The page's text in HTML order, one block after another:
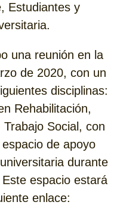
Estudiantes y
una reunión en la
de 2020, con un
disciplinas:
Rehabilitación,
Social, con
de apoyo
durante
espacio estará
enlace: